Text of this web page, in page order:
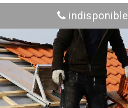
indisponible